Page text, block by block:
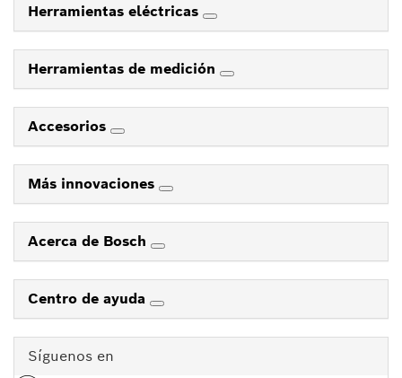
Herramientas eléctricas
Herramientas de medición
Accesorios
Más innovaciones
Acerca de Bosch
Centro de ayuda
Síguenos en